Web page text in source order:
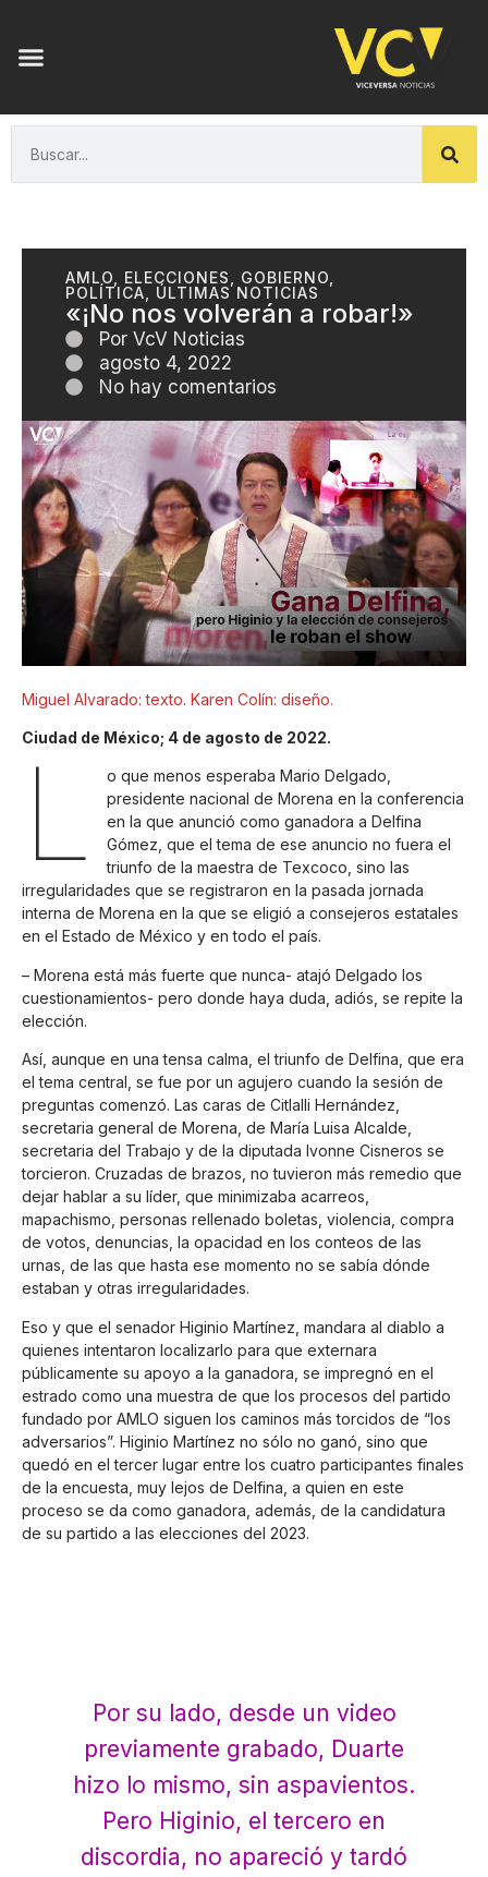
AMLO, ELECCIONES, GOBIERNO,
POLÍTICA, ÚLTIMAS NOTICIAS
«¡No nos volverán a robar!»
Por VcV Noticias
agosto 4, 2022
No hay comentarios
Miguel Alvarado: texto. Karen Colín: diseño.
Ciudad de México; 4 de agosto de 2022.
L
o que menos esperaba Mario Delgado,
presidente nacional de Morena en la conferencia
en la que anunció como ganadora a Delfina
Gómez, que el tema de ese anuncio no fuera el
triunfo de la maestra de Texcoco, sino las
irregularidades que se registraron en la pasada jornada
interna de Morena en la que se eligió a consejeros estatales
en el Estado de México y en todo el país.
– Morena está más fuerte que nunca- atajó Delgado los
cuestionamientos- pero donde haya duda, adiós, se repite la
elección.
Así, aunque en una tensa calma, el triunfo de Delfina, que era
el tema central, se fue por un agujero cuando la sesión de
preguntas comenzó. Las caras de Citlalli Hernández,
secretaria general de Morena, de María Luisa Alcalde,
secretaria del Trabajo y de la diputada Ivonne Cisneros se
torcieron. Cruzadas de brazos, no tuvieron más remedio que
dejar hablar a su líder, que minimizaba acarreos,
mapachismo, personas rellenado boletas, violencia, compra
de votos, denuncias, la opacidad en los conteos de las
urnas, de las que hasta ese momento no se sabía dónde
estaban y otras irregularidades.
Eso y que el senador Higinio Martínez, mandara al diablo a
quienes intentaron localizarlo para que externara
públicamente su apoyo a la ganadora, se impregnó en el
estrado como una muestra de que los procesos del partido
fundado por AMLO siguen los caminos más torcidos de “los
adversarios”. Higinio Martínez no sólo no ganó, sino que
quedó en el tercer lugar entre los cuatro participantes finales
de la encuesta, muy lejos de Delfina, a quien en este
proceso se da como ganadora, además, de la candidatura
de su partido a las elecciones del 2023.
Por su lado, desde un video
previamente grabado, Duarte
hizo lo mismo, sin aspavientos.
Pero Higinio, el tercero en
discordia, no apareció y tardó